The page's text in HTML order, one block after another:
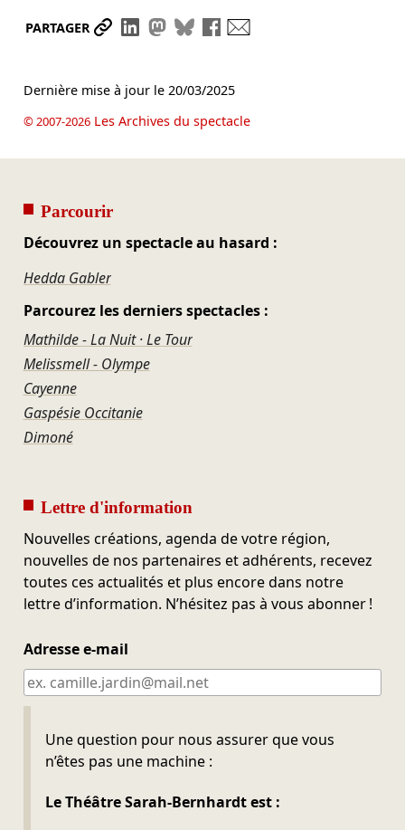
PARTAGER Partager le lien
Partager sur LinkedIn
Partager sur Mastodon
Partager sur Bluesky
Partager sur Facebook
Dernière mise à jour le 20/03/2025
© 2007-2026Les Archives du spectacle
Parcourir
Découvrez un spectacle au hasard :
Hedda Gabler
Parcourez les derniers spectacles :
Mathilde - La Nuit · Le Tour
Melissmell - Olympe
Cayenne
Gaspésie Occitanie
Dimoné
Lettre d'information
Nouvelles créations, agenda de votre région,
nouvelles de nos partenaires et adhérents, recevez
toutes ces actualités et plus encore dans notre
lettre d’information. N’hésitez pas à vous abonner !
Adresse e-mail
Une question pour nous assurer que vous
n’êtes pas une machine :
Le Théâtre Sarah-Bernhardt est :
Ne pas remplir